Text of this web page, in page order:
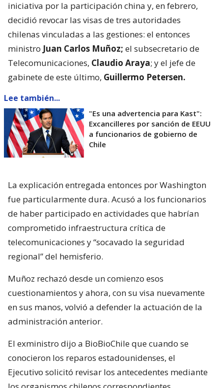
iniciativa por la participación china y, en febrero,
decidió revocar las visas de tres autoridades
chilenas vinculadas a las gestiones: el entonces
ministro Juan Carlos Muñoz; el subsecretario de
Telecomunicaciones, Claudio Araya; y el jefe de
gabinete de este último, Guillermo Petersen.
Lee también...
"Es una advertencia para Kast":
Excancilleres por sanción de EEUU
a funcionarios de gobierno de
Chile
La explicación entregada entonces por Washington
fue particularmente dura. Acusó a los funcionarios
de haber participado en actividades que habrían
comprometido infraestructura crítica de
telecomunicaciones y “socavado la seguridad
regional” del hemisferio.
Muñoz rechazó desde un comienzo esos
cuestionamientos y ahora, con su visa nuevamente
en sus manos, volvió a defender la actuación de la
administración anterior.
El exministro dijo a BioBioChile que cuando se
conocieron los reparos estadounidenses, el
Ejecutivo solicitó revisar los antecedentes mediante